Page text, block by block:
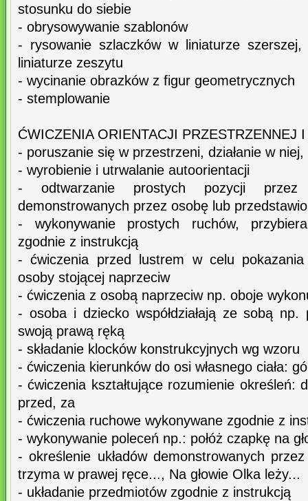
stosunku do siebie
- obrysowywanie szablonów
- rysowanie szlaczków w liniaturze
liniaturze zeszytu
- wycinanie obrazków z figur geometrycznych
- stemplowanie
ĆWICZENIA ORIENTACJI PRZESTRZENNEJ
- poruszanie się w przestrzeni, działanie w
- wyrobienie i utrwalanie autoorientacji
- odtwarzanie prostych pozycji przez
demonstrowanych przez osobę lub
- wykonywanie prostych ruchów,
zgodnie z instrukcją
- ćwiczenia przed lustrem w celu
osoby stojącej naprzeciw
- ćwiczenia z osobą naprzeciw np. oboje
- osoba i dziecko współdziałają ze sobą
swoją prawą ręką
- składanie klocków konstrukcyjnych wg wzoru
- ćwiczenia kierunków do osi własnego ciała:
- ćwiczenia kształtujące rozumienie określeń:
przed, za
- ćwiczenia ruchowe wykonywane zgodnie z
- wykonywanie poleceń np.: połóż czapkę na
- określenie układów demonstrowanych
trzyma w prawej ręce..., Na głowie Olka leży...
- układanie przedmiotów zgodnie z instrukcją